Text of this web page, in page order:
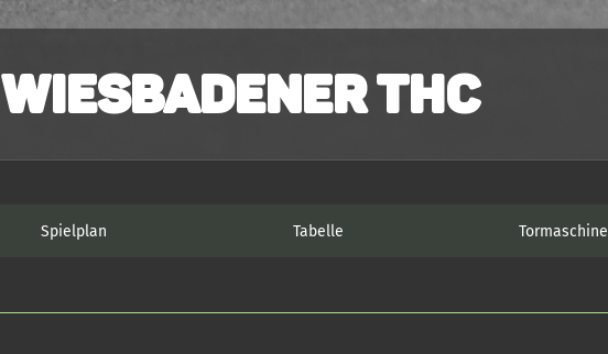
Wiesbadener THC
Spielplan Tabelle Tormaschine